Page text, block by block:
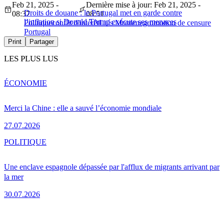
Droits de douane : le Portugal met en garde contre
l’inflation si Donald Trump exécute ses menaces
Feb 21, 2025 -
08:37
Dernière mise à jour: Feb 21, 2025 -
08:51
Politiqueconflit d'intérêtLuís Montenegromotion de censure
Portugal
Print Partager
LES PLUS LUS
Merci la Chine : elle a sauvé l’économie mondiale
27.07.2026
ÉCONOMIE
Une enclave espagnole dépassée par l'afflux de migrants arrivant par
la mer
30.07.2026
POLITIQUE